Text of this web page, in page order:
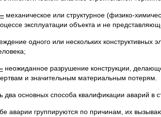
механическое или структурное (физико-
эксплуатации объекта и не
одного или нескольких
неожиданное разрушение конструкции,
и значительным материальным потерям.
основных способа квалификации аварий в
аварии группируются по причинам, их